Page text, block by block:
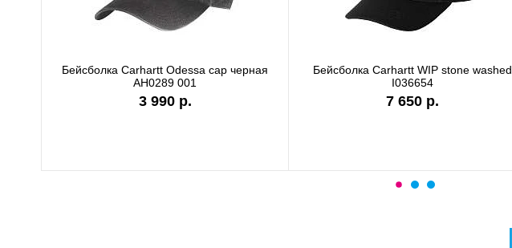
Бейсболка Carhartt Odessa cap черная
AH0289 001
3 990 р.
Бейсболка Carhartt WIP stone washed
I036654
7 650 р.